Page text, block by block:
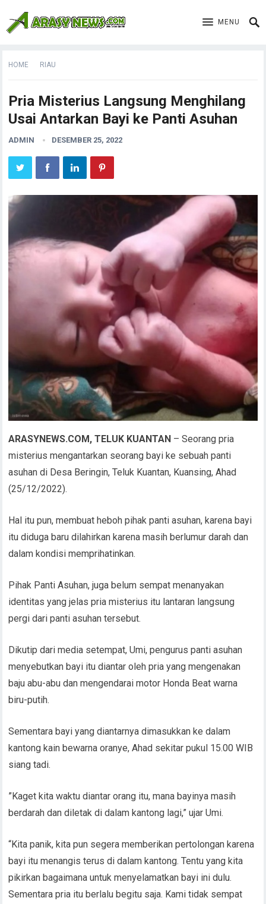
MENU
HOME RIAU
Pria Misterius Langsung Menghilang
Usai Antarkan Bayi ke Panti Asuhan
ADMIN DESEMBER 25, 2022
ARASYNEWS.COM, TELUK KUANTAN – Seorang pria
misterius mengantarkan seorang bayi ke sebuah panti
asuhan di Desa Beringin, Teluk Kuantan, Kuansing, Ahad
(25/12/2022).
Hal itu pun, membuat heboh pihak panti asuhan, karena bayi
itu diduga baru dilahirkan karena masih berlumur darah dan
dalam kondisi memprihatinkan.
Pihak Panti Asuhan, juga belum sempat menanyakan
identitas yang jelas pria misterius itu lantaran langsung
pergi dari panti asuhan tersebut.
Dikutip dari media setempat, Umi, pengurus panti asuhan
menyebutkan bayi itu diantar oleh pria yang mengenakan
baju abu-abu dan mengendarai motor Honda Beat warna
biru-putih.
Sementara bayi yang diantarnya dimasukkan ke dalam
kantong kain bewarna oranye, Ahad sekitar pukul 15.00 WIB
siang tadi.
”Kaget kita waktu diantar orang itu, mana bayinya masih
berdarah dan diletak di dalam kantong lagi,” ujar Umi.
“Kita panik, kita pun segera memberikan pertolongan karena
bayi itu menangis terus di dalam kantong. Tentu yang kita
pikirkan bagaimana untuk menyelamatkan bayi ini dulu.
Sementara pria itu berlalu begitu saja. Kami tidak sempat